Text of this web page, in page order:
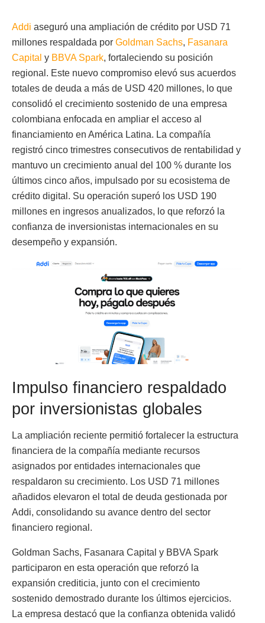
Addi aseguró una ampliación de crédito por USD 71
millones respaldada por Goldman Sachs, Fasanara
Capital y BBVA Spark, fortaleciendo su posición
regional. Este nuevo compromiso elevó sus acuerdos
totales de deuda a más de USD 420 millones, lo que
consolidó el crecimiento sostenido de una empresa
colombiana enfocada en ampliar el acceso al
financiamiento en América Latina. La compañía
registró cinco trimestres consecutivos de rentabilidad y
mantuvo un crecimiento anual del 100 % durante los
últimos cinco años, impulsado por su ecosistema de
crédito digital. Su operación superó los USD 190
millones en ingresos anualizados, lo que reforzó la
confianza de inversionistas internacionales en su
desempeño y expansión.
Impulso financiero respaldado
por inversionistas globales
La ampliación reciente permitió fortalecer la estructura
financiera de la compañía mediante recursos
asignados por entidades internacionales que
respaldaron su crecimiento. Los USD 71 millones
añadidos elevaron el total de deuda gestionada por
Addi, consolidando su avance dentro del sector
financiero regional.
Goldman Sachs, Fasanara Capital y BBVA Spark
participaron en esta operación que reforzó la
expansión crediticia, junto con el crecimiento
sostenido demostrado durante los últimos ejercicios.
La empresa destacó que la confianza obtenida validó